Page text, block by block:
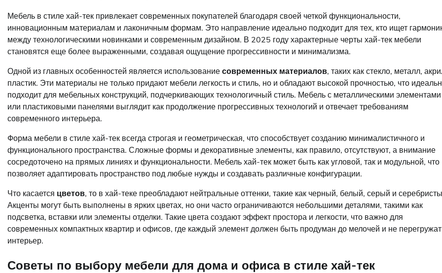
Мебель в стиле хай-тек привлекает современных покупателей благодаря своей четкой функциональности,
инновационным материалам и лаконичным формам. Это направление идеально подходит для тех, кто ищет
между технологическими новинками и современным дизайном. В 2025 году характерные черты хай-тек мебели
становятся еще более выраженными, создавая ощущение прогрессивности и минимализма.
Одной из главных особенностей является использование современных материалов, таких как стекло, металл,
пластик. Эти материалы не только придают мебели легкость и стиль, но и обладают высокой прочностью, что
подходит для мебельных конструкций, подчеркивающих технологичный стиль. Мебель с металлическими элементами
или пластиковыми панелями выглядит как продолжение прогрессивных технологий и отвечает требованиям
современного интерьера.
Форма мебели в стиле хай-тек всегда строгая и геометрическая, что способствует созданию минималистичного и
функционального пространства. Сложные формы и декоративные элементы, как правило, отсутствуют, а внимание
сосредоточено на прямых линиях и функциональности. Мебель хай-тек может быть как угловой, так и модульной, что
позволяет адаптировать пространство под любые нужды и создавать различные конфигурации.
Что касается цветов, то в хай-теке преобладают нейтральные оттенки, такие как черный, белый, серый и
Акценты могут быть выполнены в ярких цветах, но они часто ограничиваются небольшими деталями, такими как
подсветка, вставки или элементы отделки. Такие цвета создают эффект простора и легкости, что важно для
современных компактных квартир и офисов, где каждый элемент должен быть продуман до мелочей и не
интерьер.
Советы по выбору мебели для дома и офиса в стиле хай-тек